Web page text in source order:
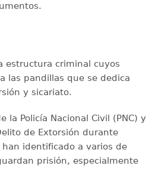
estructura criminal cuyos
las pandillas que se dedica
y sicariato.
la Policía Nacional Civil (PNC) y
de Extorsión durante
identificado a varios de
prisión, especialmente